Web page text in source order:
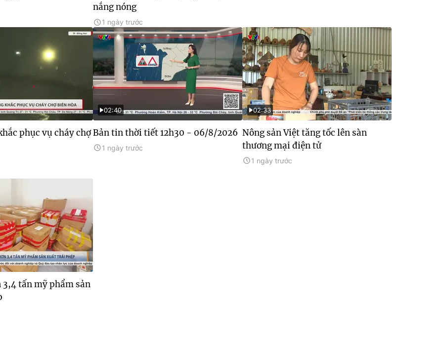
nắng nóng
1 ngày trước
phục vụ cháy chợ
02:40
Bản tin thời tiết 12h30 - 06/8/2026
1 ngày trước
02:33
Nông sản Việt tăng tốc lên sàn
thương mại điện tử
1 ngày trước
3,4 tấn mỹ phẩm sản